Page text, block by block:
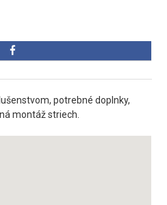
potrebné doplnky,
montáž striech.